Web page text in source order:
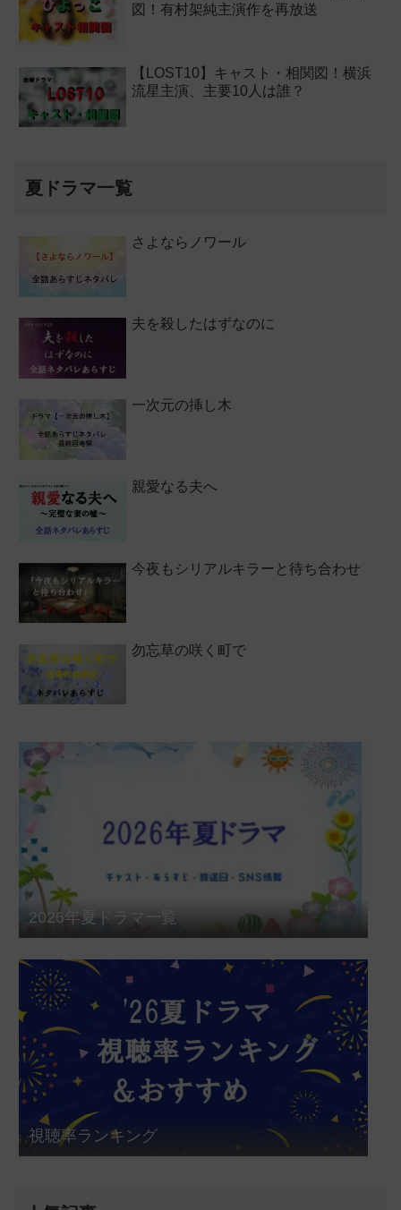
図！有村架純主演作を再放送
【LOST10】キャスト・相関図！横浜
流星主演、主要10人は誰？
夏ドラマ一覧
さよならノワール
夫を殺したはずなのに
一次元の挿し木
親愛なる夫へ
今夜もシリアルキラーと待ち合わせ
勿忘草の咲く町で
2026年夏ドラマ一覧
視聴率ランキング